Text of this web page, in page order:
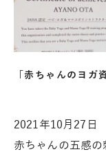
「赤ちゃんのヨ
2021年10月27日
赤ちゃんの五感